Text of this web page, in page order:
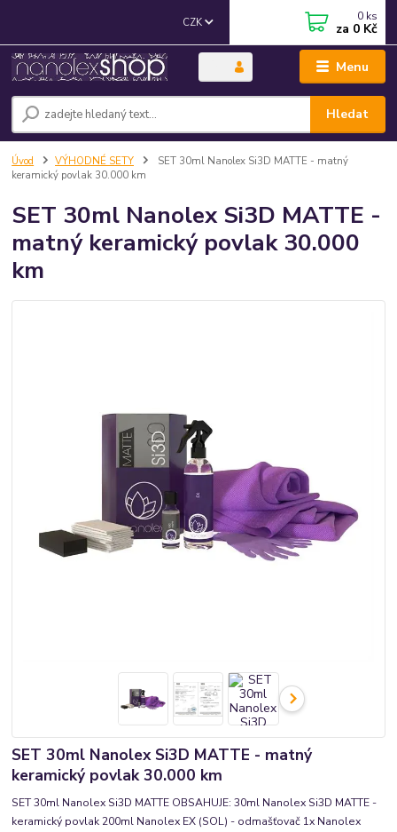
Menu
CZK
Hledat
0 ks
za 0 Kč
Úvod VÝHODNÉ SETY
SET 30ml Nanolex Si3D MATTE - matný
keramický povlak 30.000 km
SET 30ml Nanolex Si3D MATTE -
matný keramický povlak 30.000
km
SET 30ml Nanolex Si3D MATTE - matný
keramický povlak 30.000 km
SET 30ml Nanolex Si3D MATTE OBSAHUJE: 30ml Nanolex Si3D MATTE -
keramický povlak 200ml Nanolex EX (SOL) - odmašťovač 1x Nanolex